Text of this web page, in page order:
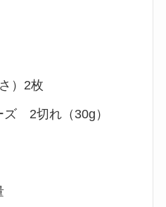
）2枚
ズ 2切れ（30g）